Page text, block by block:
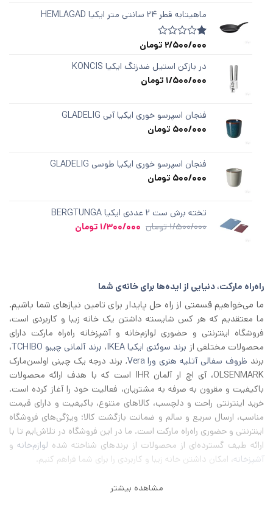
از
در
امتیازدهی
ماهیتابه قطر ۲۴ سانتی متر ایکیا HEMLAGAD
امتیازدهی
از
در
1
2/500/000 تومان
در بازکن استیل ضدزنگ ایکیا KONCIS
1/500/000 تومان
فنجان اسپرسو خوری ایکیا آبی GLADELIG
500/000 تومان
فنجان اسپرسو خوری ایکیا طوسی GLADELIG
500/000 تومان
تخته برش ست ۲ عددی ایکیا BERGTUNGA
1/500/000 تومان قیمت
1/300/000 تومان
راه‌راه مارکت، دنیایی از ایده‌ها برای خانه‌ی شما
ما می‌خواهیم قسمتی از راه حل پایدار برای تامین نیازهای شما باشیم.
ما معتقدیم که هر کس شایسته داشتن یک خانه زیبا و کاربردی است،
فروشگاه اینترنتی و حضوری لوازم‌خانه و آشپزخانه راه‌راه مارکت دارای
محصولات مختلفی از برند سوئدی ایکیا IKEA ، برند آلمانی چیبو TCHIBO
،
برند ظروف سفالی آتلیه هنری ورا Vera
, برند درجه یک چینی اولسن‌مارک
OLSENMARK، آی اچ‌ ار آلمان IHR است که با هدف ارائه محصولات
باکیفیت و مقرون به صرفه به مشتریان، فعالیت خود را آغاز کرده است.
خرید اینترنتی راحت و دلچسب، کالاهای متنوع، باکیفیت و دارای قیمت
مناسب، ارسال سریع و سالم و ضمانت بازگشت کالا؛ ویژگی‌های فروشگاه
اینترنتی و حضوری راه‌راه مارکت است. ما در این فروشگاه در تلاش‌ایم تا با
ارائه طیف گسترده‌ای از محصولات از برند‌های شناخته شده لوازم‌خانه و
آشپزخانه، امکان داشتن خانه زیبا و کاربردی را برای شما فراهم کنیم.
مشاهده بیشتر